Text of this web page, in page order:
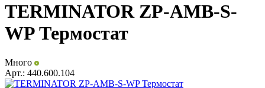
TERMINATOR ZP-AMB-S-
WP Термостат
Много
Арт.: 440.600.104